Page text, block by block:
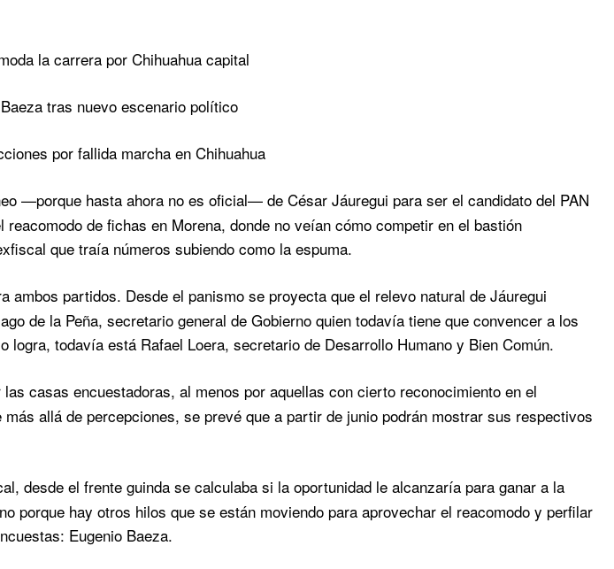
la carrera por Chihuahua capital
tras nuevo escenario político
por fallida marcha en Chihuahua
—porque hasta ahora no es oficial— de César Jáuregui para ser el candidato del PAN
de fichas en Morena, donde no veían cómo competir en el bastión
que traía números subiendo como la espuma.
ambos partidos. Desde el panismo se proyecta que el relevo natural de Jáuregui
de la Peña, secretario general de Gobierno quien todavía tiene que convencer a los
logra, todavía está Rafael Loera, secretario de Desarrollo Humano y Bien Común.
casas encuestadoras, al menos por aquellas con cierto reconocimiento en el
allá de percepciones, se prevé que a partir de junio podrán mostrar sus respectivos
desde el frente guinda se calculaba si la oportunidad le alcanzaría para ganar a la
porque hay otros hilos que se están moviendo para aprovechar el reacomodo y perfilar
Eugenio Baeza.